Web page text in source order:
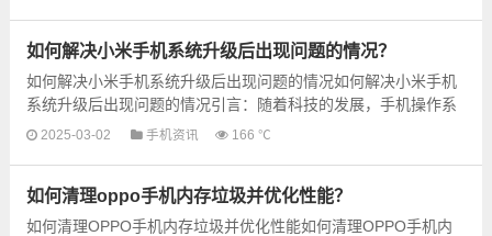
如何解决小米手机系统升级后出现问题的情况？
如何解决小米手机系统升级后出现问题的情况如何解决小米手机
系统升级后出现问题的情况引言：随着科技的发展，手机操作系
统的升级已经成为人们日常生活中的一部分。在我们使用小...
2025-03-02 手机资讯 166 ℃
如何清理oppo手机内存垃圾并优化性能？
如何清理OPPO手机内存垃圾并优化性能如何清理OPPO手机内